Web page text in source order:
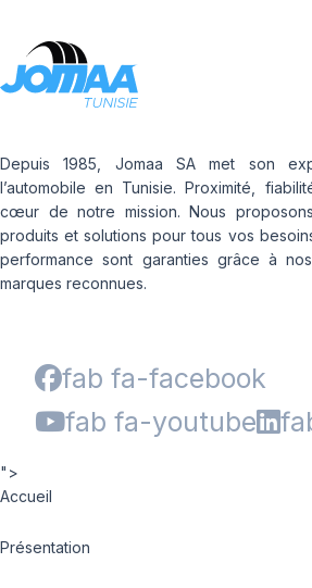
Depuis 1985, Jomaa SA met son
l’automobile en Tunisie. Proximité,
cœur de notre mission. Nous
produits et solutions pour tous vos
performance sont garanties grâce à
marques reconnues.
fab fa-facebook
fab fa-youtube
">
Accueil
Présentation